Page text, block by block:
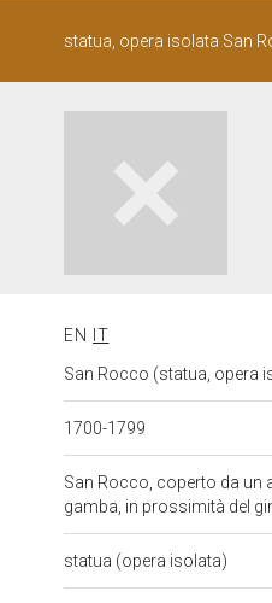
statua, opera isolata San
EN
IT
San Rocco (statua, opera
1700-1799
San Rocco, coperto da un
gamba, in prossimità del
statua (opera isolata)